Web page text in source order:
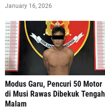
January 16, 2026
Modus Garu, Pencuri 50 Motor
di Musi Rawas Dibekuk Tengah
Malam